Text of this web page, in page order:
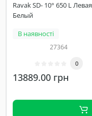
Ravak SD- 10° 650 L Левая
Белый
В наявності
27364
0
13889.00 грн